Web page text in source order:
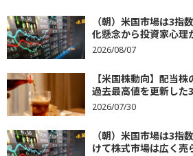
（朝）米国市場は3
化懸念から投資家心理
2026/08/07
【米国株動向】配当
過去最高値を更新した
2026/07/30
（朝）米国市場は3
けて株式市場は広く売